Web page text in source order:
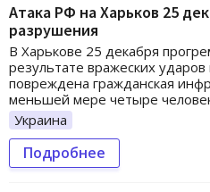
Атака РФ на Харьков 25
разрушения
В Харькове 25 декабря
результате вражеских
повреждена гражданская
меньшей мере четыре
Украина
Подробнее